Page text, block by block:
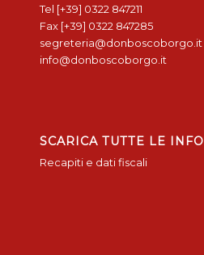
Tel [+39] 0322 847211
Fax [+39] 0322 847285
segreteria@donboscoborgo.it
info@donboscoborgo.it
SCARICA TUTTE LE INFO
Recapiti e dati fiscali